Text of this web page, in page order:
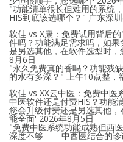
"功能清单很长但难用的系统
HIS到底该选哪个？" 广东深
软佳 vs X康：免费试用背后
件吗？功能满足需求吗，如
是另选其他，在软件选型时
8月6日
"永久免费真的香吗？功能残
的水有多深？" 上午10点整
软佳 vs XX云中医：免费中医
中医软件还是付费HIS？功能
您会升级付费还是另选其他
能全面' 2026年8月5日
"免费中医系统功能成熟但西
深度不够——中西医结合的